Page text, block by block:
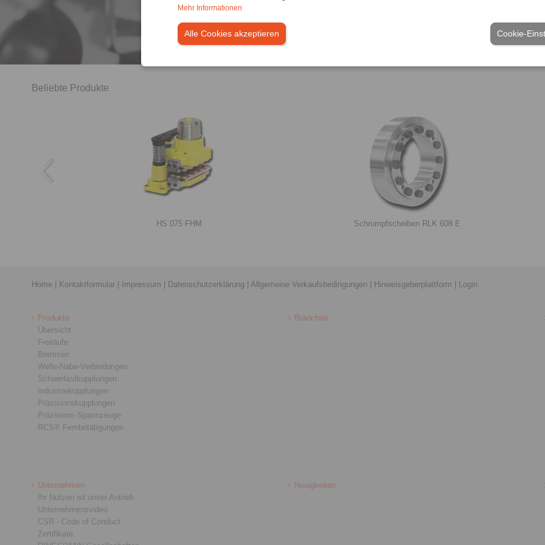
Mehr Informationen
Alle Cookies akzeptieren Cookie-
Beliebte Produkte
HS 075 FHM Schrumpfscheiben RLK 608 E
RIMOSTAT®-Rutschnaben RSHD DT 250 FEA … NC
Home | Kontaktformular | Impressum | Datenschutzerklärung | Allgemeine Verkaufsbedingungen | Hinweisgeberplattform | Login
Produkte
Übersicht
Freiläufe
Bremsen
Welle-Nabe-Verbindungen
Schwerlastkupplungen
Industriekupplungen
Präzisionskupplungen
Präzisions-Spannzeuge
RCS® Fernbetätigungen
Branchen
Unternehmen
Ihr Nutzen ist unser Antrieb
Unternehmensvideo
CSR - Code of Conduct
Zertifikate
Neuigkeiten